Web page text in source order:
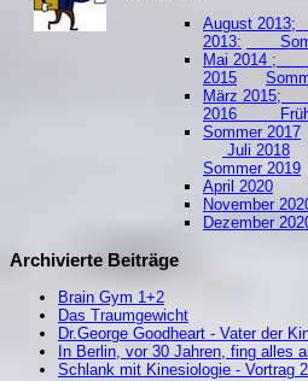
August 2013;
2013:
Mai 2014 ;
2015
März 2015;
2016
Sommer 2017
Juli 2018
Sommer 2019
April 2020
November
Dezember
Archivierte Beiträge
Brain Gym 1+2
Das Traumgewicht
Dr.George Goodheart - Vater der
In Berlin, vor 30 Jahren, fing alles
Schlank mit Kinesiologie - Vortrag